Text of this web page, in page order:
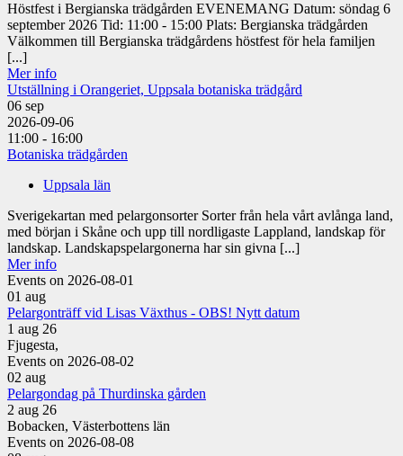
Höstfest i Bergianska trädgården EVENEMANG Datum: söndag 6
september 2026 Tid: 11:00 - 15:00 Plats: Bergianska trädgården
Välkommen till Bergianska trädgårdens höstfest för hela familjen
[...]
Mer info
Utställning i Orangeriet, Uppsala botaniska trädgård
06 sep
2026-09-06
11:00 - 16:00
Botaniska trädgården
Uppsala län
Sverigekartan med pelargonsorter Sorter från hela vårt avlånga land,
med början i Skåne och upp till nordligaste Lappland, landskap för
landskap. Landskapspelargonerna har sin givna [...]
Mer info
Events on 2026-08-01
01 aug
Pelargonträff vid Lisas Växthus - OBS! Nytt datum
1 aug 26
Fjugesta,
Events on 2026-08-02
02 aug
Pelargondag på Thurdinska gården
2 aug 26
Bobacken, Västerbottens län
Events on 2026-08-08